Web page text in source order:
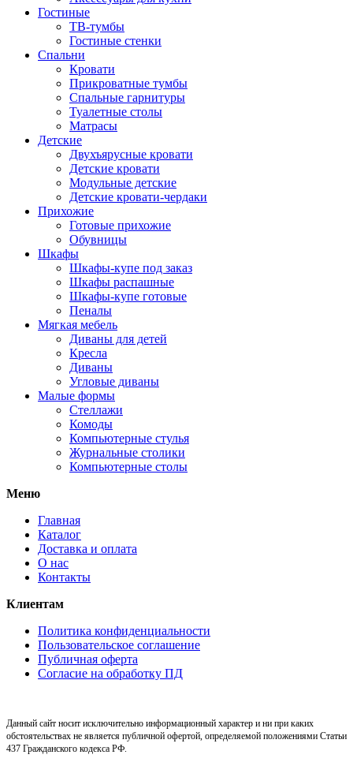
Гостиные
ТВ-тумбы
Гостиные стенки
Спальни
Кровати
Прикроватные тумбы
Спальные гарнитуры
Туалетные столы
Матрасы
Детские
Двухъярусные кровати
Детские кровати
Модульные детские
Детские кровати-чердаки
Прихожие
Готовые прихожие
Обувницы
Шкафы
Шкафы-купе под заказ
Шкафы распашные
Шкафы-купе готовые
Пеналы
Мягкая мебель
Диваны для детей
Кресла
Диваны
Угловые диваны
Малые формы
Стеллажи
Комоды
Компьютерные стулья
Журнальные столики
Компьютерные столы
Меню
Главная
Каталог
Доставка и оплата
О нас
Контакты
Клиентам
Политика конфиденциальности
Пользовательское соглашение
Публичная оферта
Согласие на обработку ПД
Данный сайт носит исключительно информационный характер и ни при каких
обстоятельствах не является публичной офертой, определяемой положениями Статьи
437 Гражданского кодекса РФ.